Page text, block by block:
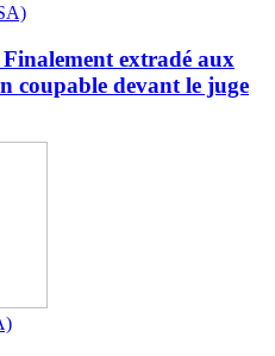
extradé aux
coupable devant le juge